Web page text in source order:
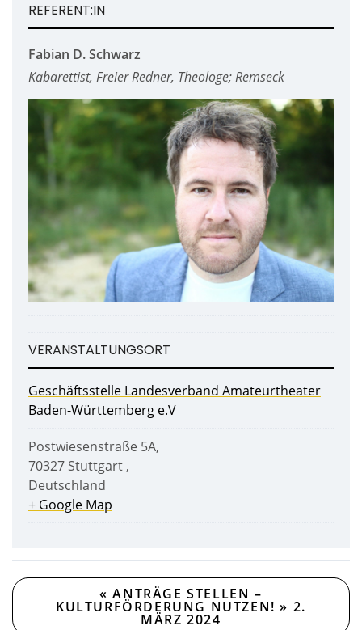
REFERENT:IN
Fabian D. Schwarz
Kabarettist, Freier Redner, Theologe; Remseck
VERANSTALTUNGSORT
Geschäftsstelle Landesverband Amateurtheater
Baden-Württemberg e.V
Postwiesenstraße 5A,
70327 Stuttgart ,
Deutschland
+ Google Map
« ANTRÄGE STELLEN –
KULTURFÖRDERUNG NUTZEN! » 2.
MÄRZ 2024